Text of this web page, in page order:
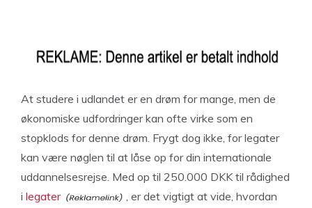
At studere i udlandet er en drøm for mange, men de
økonomiske udfordringer kan ofte virke som en
stopklods for denne drøm. Frygt dog ikke, for legater
kan være nøglen til at låse op for din internationale
uddannelsesrejse. Med op til 250.000 DKK til rådighed
i legater
, er det vigtigt at vide, hvordan